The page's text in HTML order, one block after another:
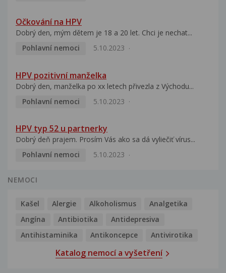
Očkování na HPV
Dobrý den, mým dětem je 18 a 20 let. Chci je nechat...
Pohlavní nemoci
5.10.2023
HPV pozitivní manželka
Dobrý den, manželka po xx letech přivezla z Východu...
Pohlavní nemoci
5.10.2023
HPV typ 52 u partnerky
Dobrý deň prajem. Prosím Vás ako sa dá vyliečiť vírus...
Pohlavní nemoci
5.10.2023
NEMOCI
Kašel Alergie Alkoholismus
Analgetika
Angína
Antibiotika
Antidepresiva
Antihistaminika
Antikoncepce Antivirotika
Katalog nemocí a vyšetření